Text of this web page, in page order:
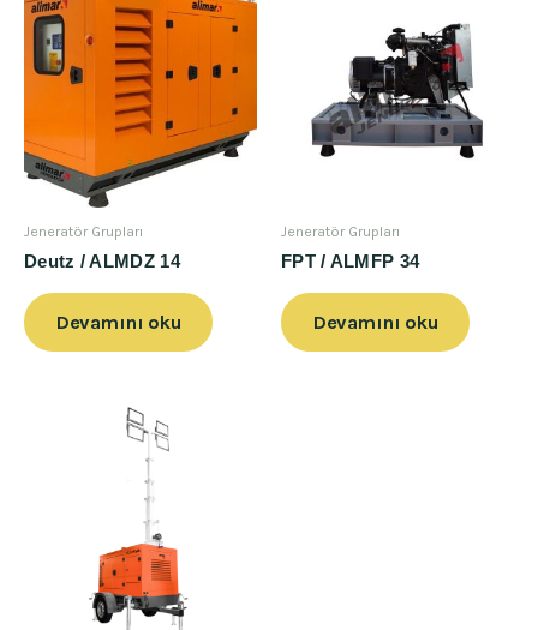
Jeneratör Grupları
Deutz / ALMDZ 14
Devamını oku
Jeneratör Grupları
FPT / ALMFP 34
Devamını oku